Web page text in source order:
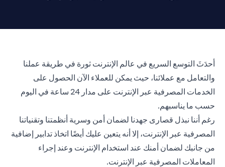
أحدَثَ التوسع السريع في عالم الإنترنت ثورة في طريقة عملنا
والتعامل مع عملائنا، حيث يمكن للعملاء الآن الحصول على
الخدمات المصرفية عبر الإنترنت على مدار 24 ساعة في اليوم
حسب ما يناسبهم.
رغم أننا نبذل قصارى جهدنا لضمان أمن وسرية أنظمتنا وتقنياتنا
المصرفية عبر الإنترنت، إلا أنه يتعين عليك أيضًا اتخاذ تدابير إضافية
من جانبك لضمان أمنك عند استخدام الإنترنت وعند إجراء
المعاملات المصرفية عبر الإنترنت.